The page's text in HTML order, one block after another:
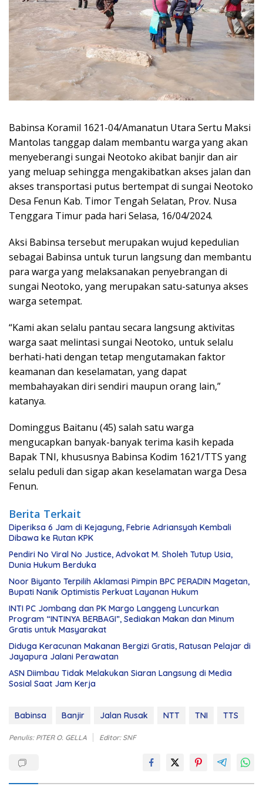
Babinsa Koramil 1621-04/Amanatun Utara Sertu Maksi
Mantolas tanggap dalam membantu warga yang akan
menyeberangi sungai Neotoko akibat banjir dan air
yang meluap sehingga mengakibatkan akses jalan dan
akses transportasi putus bertempat di sungai Neotoko
Desa Fenun Kab. Timor Tengah Selatan, Prov. Nusa
Tenggara Timur pada hari Selasa, 16/04/2024.
Aksi Babinsa tersebut merupakan wujud kepedulian
sebagai Babinsa untuk turun langsung dan membantu
para warga yang melaksanakan penyebrangan di
sungai Neotoko, yang merupakan satu-satunya akses
warga setempat.
“Kami akan selalu pantau secara langsung aktivitas
warga saat melintasi sungai Neotoko, untuk selalu
berhati-hati dengan tetap mengutamakan faktor
keamanan dan keselamatan, yang dapat
membahayakan diri sendiri maupun orang lain,”
katanya.
Dominggus Baitanu (45) salah satu warga
mengucapkan banyak-banyak terima kasih kepada
Bapak TNI, khususnya Babinsa Kodim 1621/TTS yang
selalu peduli dan sigap akan keselamatan warga Desa
Fenun.
Berita Terkait
Diperiksa 6 Jam di Kejagung, Febrie Adriansyah Kembali
Dibawa ke Rutan KPK
Pendiri No Viral No Justice, Advokat M. Sholeh Tutup Usia,
Dunia Hukum Berduka
Noor Biyanto Terpilih Aklamasi Pimpin BPC PERADIN Magetan,
Bupati Nanik Optimistis Perkuat Layanan Hukum
INTI PC Jombang dan PK Margo Langgeng Luncurkan
Program “INTINYA BERBAGI”, Sediakan Makan dan Minum
Gratis untuk Masyarakat
Diduga Keracunan Makanan Bergizi Gratis, Ratusan Pelajar di
Jayapura Jalani Perawatan
ASN Diimbau Tidak Melakukan Siaran Langsung di Media
Sosial Saat Jam Kerja
Babinsa Banjir Jalan Rusak NTT TNI TTS
Penulis: PITER O. GELLA Editor: SNF